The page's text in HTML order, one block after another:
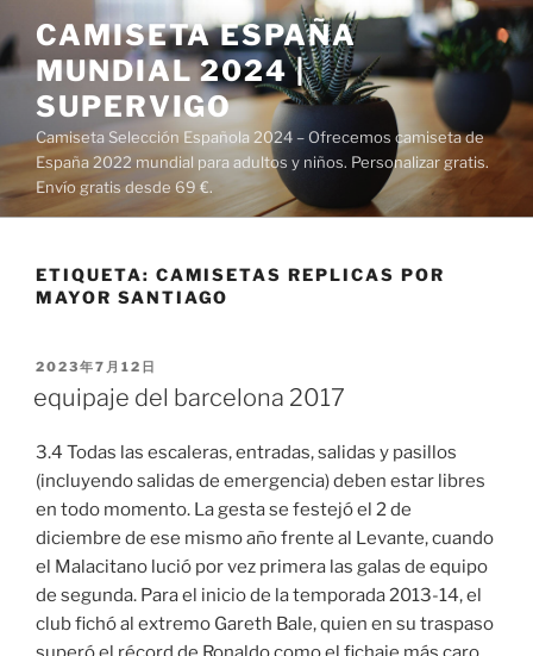
al
contenido
CAMISETA ESPAÑA
MUNDIAL 2024 |
SUPERVIGO
Camiseta Selección Española 2024 – Ofrecemos camiseta de
España 2022 mundial para adultos y niños. Personalizar gratis.
Envío gratis desde 69 €.
ETIQUETA: CAMISETAS REPLICAS POR
MAYOR SANTIAGO
PUBLICADO
2023年7月12日
equipaje del barcelona 2017
3.4 Todas las escaleras, entradas, salidas y pasillos
(incluyendo salidas de emergencia) deben estar libres
en todo momento. La gesta se festejó el 2 de
diciembre de ese mismo año frente al Levante, cuando
el Malacitano lució por vez primera las galas de equipo
de segunda. Para el inicio de la temporada 2013-14, el
club fichó al extremo Gareth Bale, quien en su traspaso